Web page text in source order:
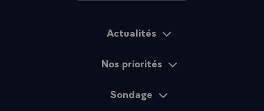
Actualités
Nos priorités
Sondage